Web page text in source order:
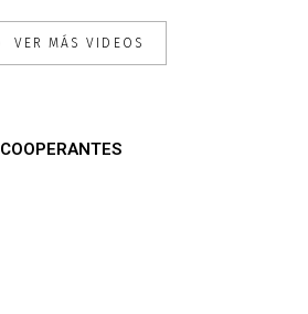
VER MÁS VIDEOS
COOPERANTES